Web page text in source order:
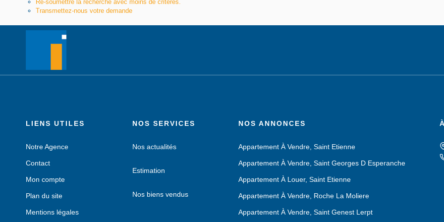
Re-soumettre la recherche avec moins de critères.
Transmettez-nous votre demande
LIENS UTILES
Notre Agence
Contact
Mon compte
Plan du site
Mentions légales
NOS SERVICES
Nos actualités
Estimation
Nos biens vendus
NOS ANNONCES
Appartement À Vendre, Saint Etienne
Appartement À Vendre, Saint Georges D Esperanche
Appartement À Louer, Saint Etienne
Appartement À Vendre, Roche La Moliere
Appartement À Vendre, Saint Genest Lerpt